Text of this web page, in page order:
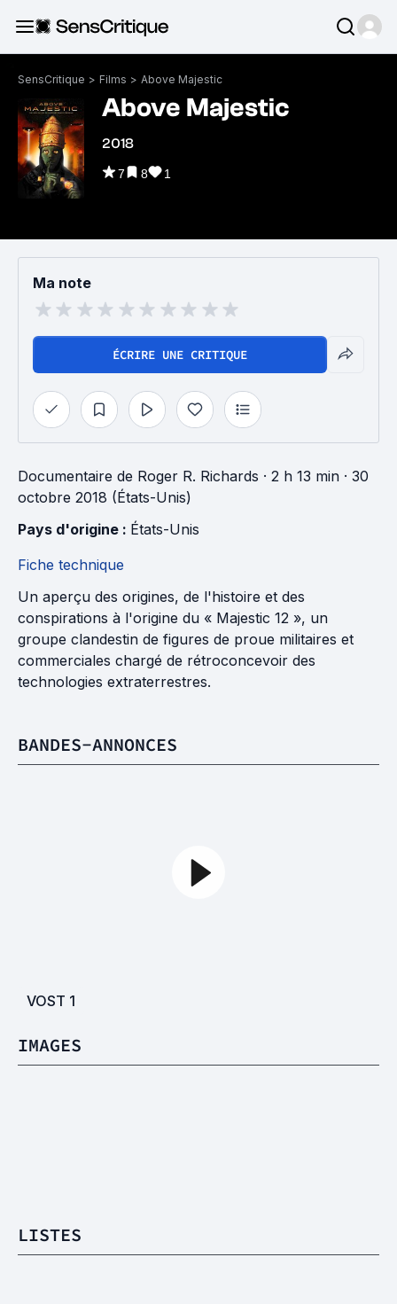
SensCritique > Films > Above Majestic
Above Majestic
2018
7 8 1
Ma note
ÉCRIRE UNE CRITIQUE
Documentaire de Roger R. Richards · 2 h 13 min · 30
octobre 2018 (États-Unis)
Pays d'origine : États-Unis
Fiche technique
Un aperçu des origines, de l'histoire et des
conspirations à l'origine du « Majestic 12 », un
groupe clandestin de figures de proue militaires et
commerciales chargé de rétroconcevoir des
technologies extraterrestres.
BANDES-ANNONCES
VOST 1
IMAGES
LISTES